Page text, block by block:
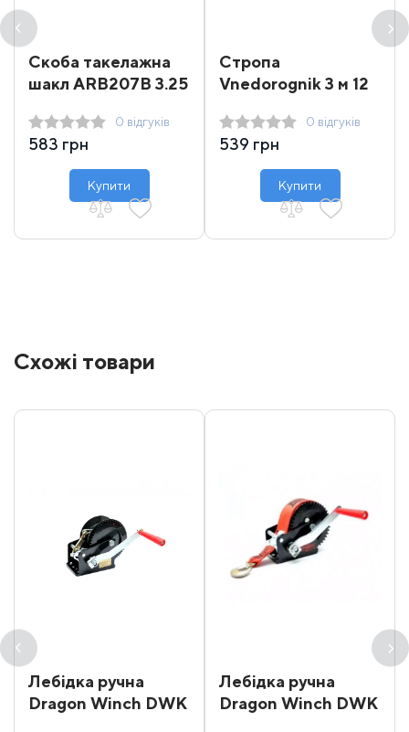
Скоба такелажна
шакл ARB207B 3.25
0 відгуків
583 грн
Купити
Стропа
Vnedorognik 3 м 12
0 відгуків
539 грн
Купити
Схожі товари
Лебідка ручна
Dragon Winch DWK
Лебідка ручна
Dragon Winch DWK